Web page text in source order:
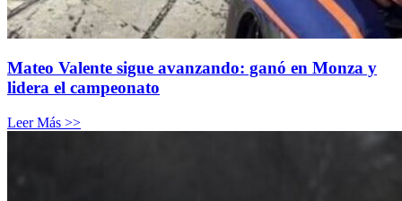
Mateo Valente sigue avanzando: ganó en Monza y
lidera el campeonato
Leer Más >>